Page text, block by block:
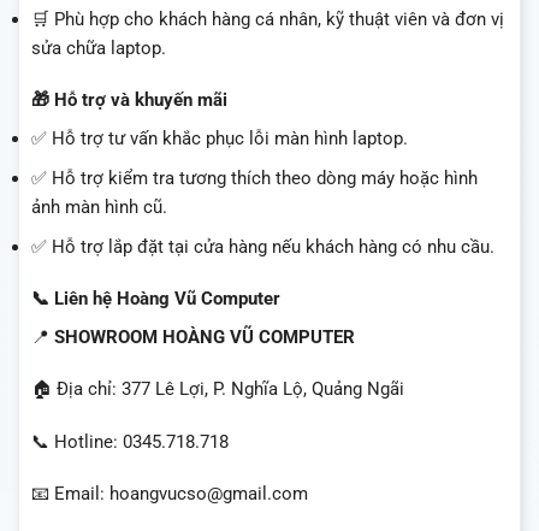
🛒 Phù hợp cho khách hàng cá nhân, kỹ thuật viên và đơn vị
sửa chữa laptop.
🎁 Hỗ trợ và khuyến mãi
✅ Hỗ trợ tư vấn khắc phục lỗi màn hình laptop.
✅ Hỗ trợ kiểm tra tương thích theo dòng máy hoặc hình
ảnh màn hình cũ.
✅ Hỗ trợ lắp đặt tại cửa hàng nếu khách hàng có nhu cầu.
📞 Liên hệ Hoàng Vũ Computer
📍 SHOWROOM HOÀNG VŨ COMPUTER
🏠 Địa chỉ: 377 Lê Lợi, P. Nghĩa Lộ, Quảng Ngãi
📞 Hotline: 0345.718.718
📧 Email: hoangvucso@gmail.com